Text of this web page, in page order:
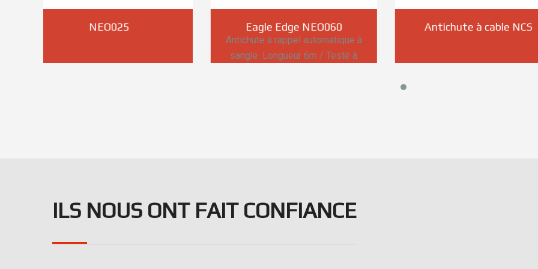
Eagle Edge NEO060 Antichute à cable NCS Neo Edge
ILS NOUS ONT FAIT CONFIANCE